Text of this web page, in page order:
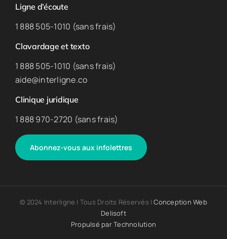
Ligne d’écoute
1 888 505-1010 (sans frais)
Clavardage et texto
1 888 505-1010 (sans frais)
aide@interligne.co
Clinique juridique
1 888 970-2720 (sans frais)
Abonnez-vous aux infolettres
© 2024 Interligne | Tous Droits Réservés |Conception Web
Delisoft
Propulsé parTechnolution